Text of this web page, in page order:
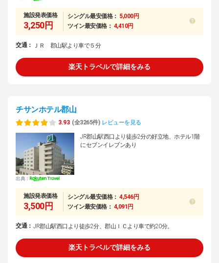
施設発表価格
3,250円
シングル最安価格： 5,000円
ツイン最安価格： 4,410円
交通： ＪＲ 郡山駅より車で５分
楽天トラベルで詳細をみる
チサンホテル郡山
3.93 (全3265件) レビューを見る
出典：
JR郡山駅西口より徒歩2分の好立地、ホテル1階
にセブンイレブンあり
施設発表価格
3,500円
シングル最安価格： 4,546円
ツイン最安価格： 4,091円
交通： JR郡山駅西口より徒歩2分、郡山ＩＣより車で約20分。
楽天トラベルで詳細をみる